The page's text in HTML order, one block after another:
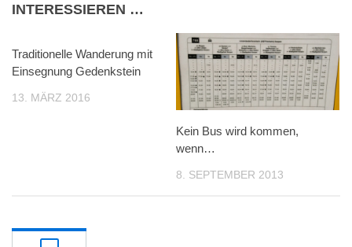
INTERESSIEREN …
Traditionelle Wanderung mit
Einsegnung Gedenkstein
13. MÄRZ 2016
Kein Bus wird kommen,
wenn…
8. SEPTEMBER 2013